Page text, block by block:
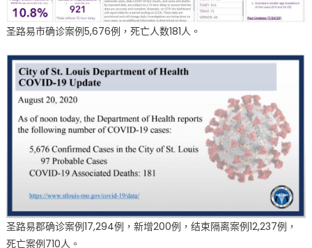
圣路易市确诊案例5,676例，死亡人数181人。
圣路易郡确诊案例17,294例，新增200例，结束隔离案例12,237例，
死亡案例710人。